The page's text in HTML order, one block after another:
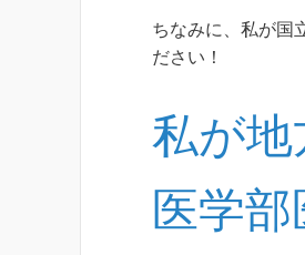
ちなみに、私が国
ださい！
私が
医学